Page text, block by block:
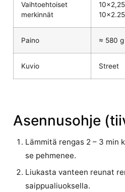
Vaihtoehtoiset
merkinnät
Paino ≈ 580 g
Kuvio Street
Asennusohje
Lämmitä rengas 2 – 3 min
se pehmenee.
Liukasta vanteen reunat
saippualiuoksella.